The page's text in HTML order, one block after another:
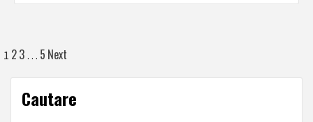
Posts
pagination
1 23 … 5 Next
Cautare